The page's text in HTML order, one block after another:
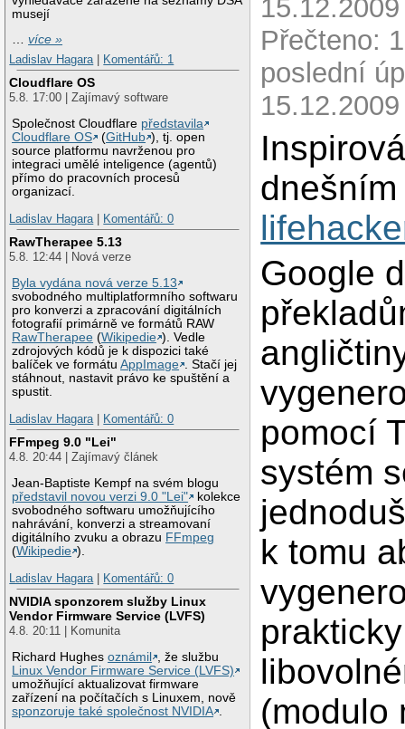
musejí
…více »
Ladislav Hagara
Komentářů: 1
Cloudflare OS
5.8. 17:00 | Zajímavý software
Společnost Cloudflare představila
Cloudflare OS
(GitHub ), tj. open
source platformu navrženou pro
integraci umělé inteligence (agentů)
přímo do pracovních procesů
organizací.
Ladislav Hagara
Komentářů: 0
RawTherapee 5.13
5.8. 12:44 | Nová verze
Byla vydána nová verze 5.13
svobodného multiplatformního softwaru
pro konverzi a zpracování digitálních
fotografií primárně ve formátů RAW
RawTherapee (Wikipedie ). Vedle
zdrojových kódů je k dispozici také
balíček ve formátuAppImage . Stačí jej
stáhnout, nastavit právo ke spuštění a
spustit.
Ladislav Hagara
Komentářů: 0
FFmpeg 9.0 "Lei"
4.8. 20:44 | Zajímavý článek
Jean-Baptiste Kempf na svém blogu
představil novou verzi 9.0 "Lei"
kolekce
svobodného softwaru umožňujícího
nahrávání, konverzi a streamovaní
digitálního zvuku a obrazu FFmpeg
(Wikipedie ).
Ladislav Hagara
Komentářů: 0
NVIDIA sponzorem služby Linux
Vendor Firmware Service (LVFS)
4.8. 20:11 | Komunita
Richard Hughesoznámil
, že službu
Linux Vendor Firmware Service (LVFS)
umožňující aktualizovat firmware
zařízení na počítačích s Linuxem, nově
sponzoruje také společnost NVIDIA .
Přečteno:
poslední
Google
pomocí
systém
k tomu
prakticky
(modulo